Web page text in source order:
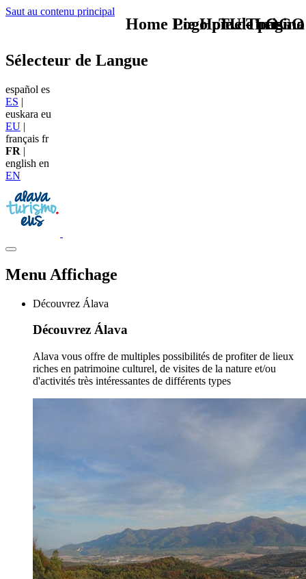
Saut au contenu principal
TU - LOGO
Sélecteur de Langue
español es
ES |
euskara eu
EU |
français fr
FR |
english en
EN
Menu Affichage
Découvrez Álava
Découvrez Álava
Alava vous offre de multiples possibilités de profiter de lieux
riches en patrimoine culturel, de visites de la nature et/ou
d'activités très intéressantes de différents types
Home Logo pie de página
Pie Home Turismo